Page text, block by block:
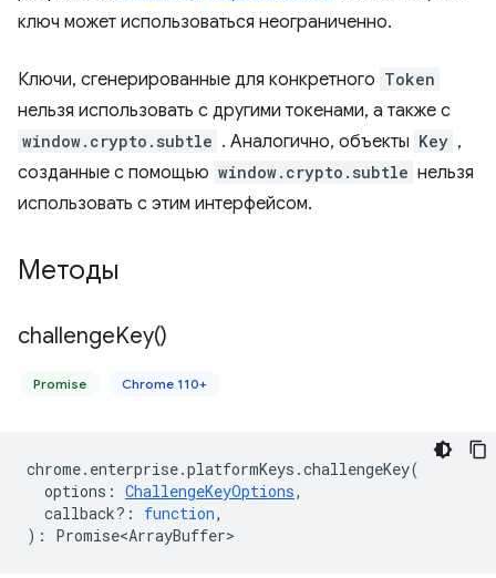
ключ может использоваться неограниченно.
Ключи, сгенерированные для конкретного Token
нельзя использовать с другими токенами, а также с
window.crypto.subtle . Аналогично, объекты Key ,
созданные с помощью window.crypto.subtle нельзя
использовать с этим интерфейсом.
Методы
challengeKey()
Promise Chrome 110+
chrome. enterprise.platformKeys .challengeKey(
options : ChallengeKeyOptions,
callback? : function,
) : Promise<ArrayBuffer>